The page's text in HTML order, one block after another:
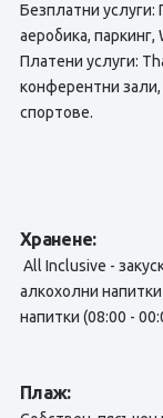
Безплатни услуги:
аеробика,
Платени услуги:
конферентни
спортове.
Хранене:
All Inclusive -
алкохолни
напитки (08:00 -
Плаж: